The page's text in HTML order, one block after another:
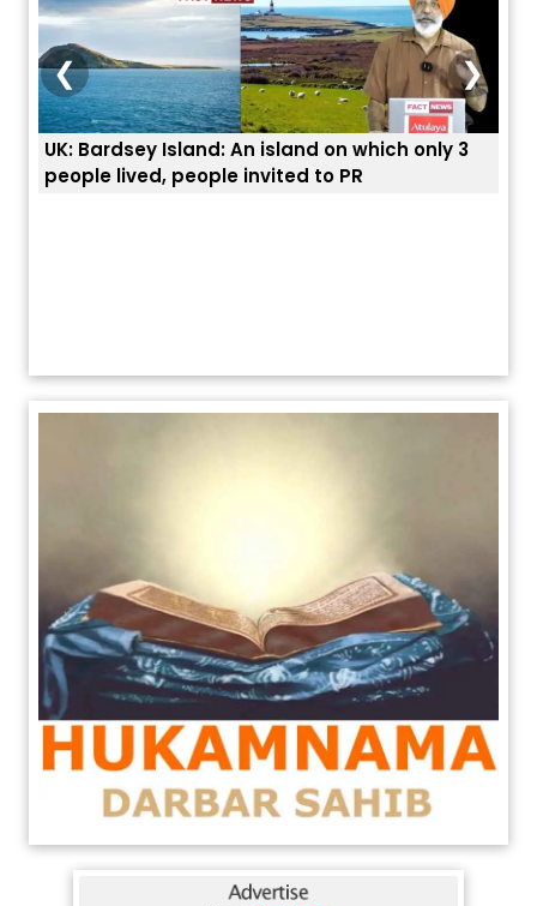
UK: Bardsey Island: An island on which only 3
people lived, people invited to PR
❮ ❯